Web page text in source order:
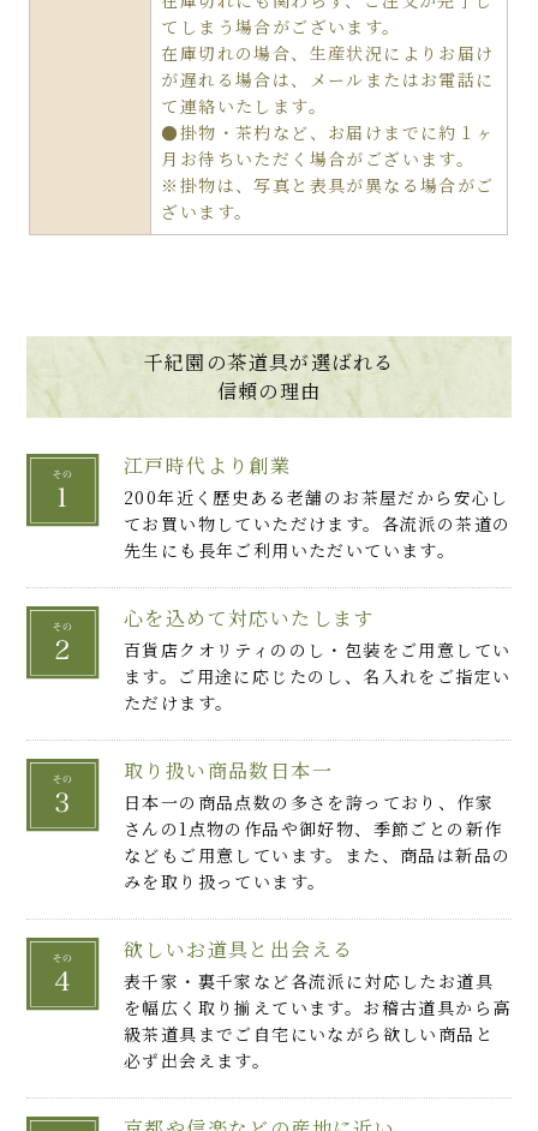
てしまう場合がございます。
在庫切れの場合、生産状況によりお届け
が遅れる場合は、メールまたはお電話に
て連絡いたします。
●掛物・茶杓など、お届けまでに約１ヶ
月お待ちいただく場合がございます。
※掛物は、写真と表具が異なる場合がご
ざいます。
千紀園の茶道具が選ばれる
信頼の理由
江戸時代より創業
200年近く歴史ある老舗のお茶屋だから安心し
てお買い物していただけます。各流派の茶道の
先生にも長年ご利用いただいています。
心を込めて対応いたします
百貨店クオリティののし・包装をご用意してい
ます。ご用途に応じたのし、名入れをご指定い
ただけます。
取り扱い商品数日本一
日本一の商品点数の多さを誇っており、作家
さんの1点物の作品や御好物、季節ごとの新作
などもご用意しています。また、商品は新品の
みを取り扱っています。
欲しいお道具と出会える
表千家・裏千家など各流派に対応したお道具
を幅広く取り揃えています。お稽古道具から高
級茶道具までご自宅にいながら欲しい商品と
必ず出会えます。